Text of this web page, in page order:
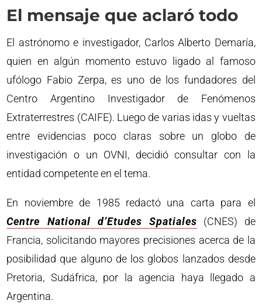
El mensaje que aclaró todo
El astrónomo e investigador, Carlos Alberto Demaría,
quien en algún momento estuvo ligado al famoso
ufólogo Fabio Zerpa, es uno de los fundadores del
Centro Argentino Investigador de Fenómenos
Extraterrestres (CAIFE). Luego de varias idas y vueltas
entre evidencias poco claras sobre un globo de
investigación o un OVNI, decidió consultar con la
entidad competente en el tema.
En noviembre de 1985 redactó una carta para el
Centre National d’Etudes Spatiales (CNES) de
Francia, solicitando mayores precisiones acerca de la
posibilidad que alguno de los globos lanzados desde
Pretoria, Sudáfrica, por la agencia haya llegado a
Argentina.